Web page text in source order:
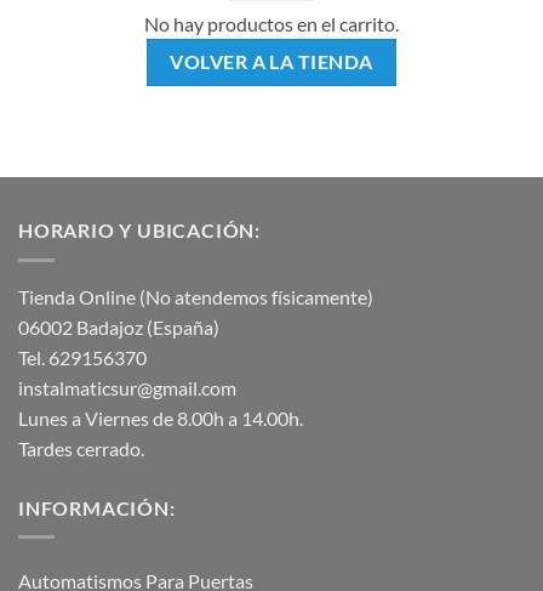
No hay productos en el carrito.
VOLVER A LA TIENDA
HORARIO Y UBICACIÓN:
Tienda Online (No atendemos físicamente)
06002 Badajoz (España)
Tel. 629156370
instalmaticsur@gmail.com
Lunes a Viernes de 8.00h a 14.00h.
Tardes cerrado.
INFORMACIÓN:
Automatismos Para Puertas